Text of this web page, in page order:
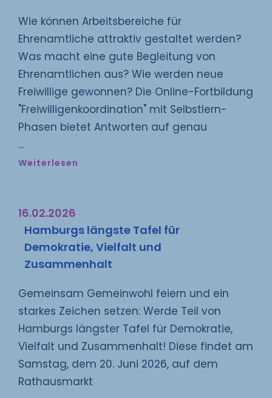
Wie können Arbeitsbereiche für
Ehrenamtliche attraktiv gestaltet werden?
Was macht eine gute Begleitung von
Ehrenamtlichen aus? Wie werden neue
Freiwillige gewonnen? Die Online-Fortbildung
"Freiwilligenkoordination" mit Selbstlern-
Phasen bietet Antworten auf genau
Weiterlesen
16.02.2026
Hamburgs längste Tafel für
Demokratie, Vielfalt und
Zusammenhalt
Gemeinsam Gemeinwohl feiern und ein
starkes Zeichen setzen: Werde Teil von
Hamburgs längster Tafel für Demokratie,
Vielfalt und Zusammenhalt! Diese findet am
Samstag, dem 20. Juni 2026, auf dem
Rathausmarkt